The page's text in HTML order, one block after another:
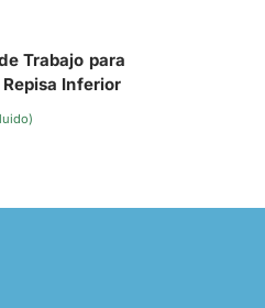
Trabajo para
Inferior